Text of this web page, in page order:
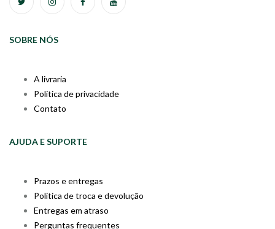
SOBRE NÓS
A livraria
Política de privacidade
Contato
AJUDA E SUPORTE
Prazos e entregas
Política de troca e devolução
Entregas em atraso
Perguntas frequentes